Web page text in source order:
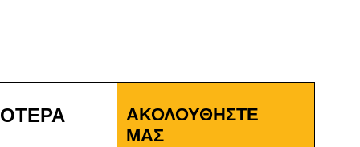
ΑΚΟΛΟΥΘΗΣΤΕ
ΜΑΣ